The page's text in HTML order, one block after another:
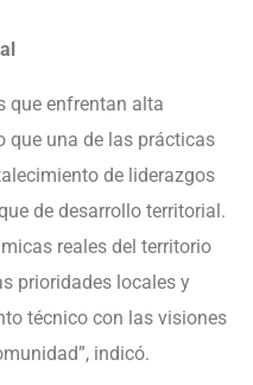
que enfrentan alta
una de las prácticas
de liderazgos
de desarrollo territorial.
reales del territorio
prioridades locales y
técnico con las visiones
indicó.